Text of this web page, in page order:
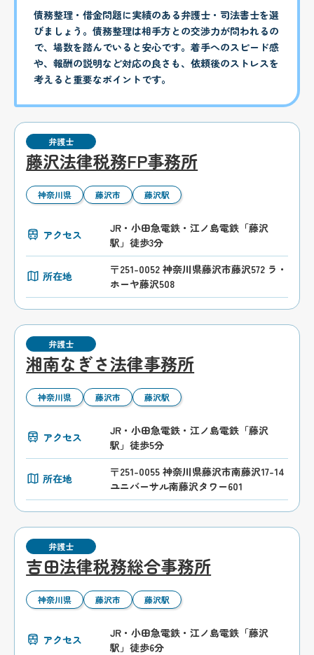
債務整理・借金問題に実績のある弁護士・司法書士を選
びましょう。債務整理は相手方との交渉力が問われるの
で、場数を踏んでいると安心です。着手へのスピード感
や、報酬の説明など対応の良さも、依頼後のストレスを
考えると重要なポイントです。
弁護士
藤沢法律税務FP事務所
神奈川県 藤沢市 藤沢駅
アクセス
JR・小田急電鉄・江ノ島電鉄「藤沢
駅」徒歩3分
所在地
〒251-0052 神奈川県藤沢市藤沢572 ラ・
ホーヤ藤沢508
弁護士
湘南なぎさ法律事務所
神奈川県 藤沢市 藤沢駅
アクセス
JR・小田急電鉄・江ノ島電鉄「藤沢
駅」徒歩5分
所在地
〒251-0055 神奈川県藤沢市南藤沢17-14
ユニバーサル南藤沢タワー601
弁護士
吉田法律税務総合事務所
神奈川県 藤沢市 藤沢駅
アクセス
JR・小田急電鉄・江ノ島電鉄「藤沢
駅」徒歩6分